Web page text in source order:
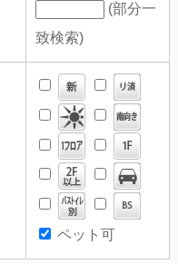
(部分一
致検索)
ペット可